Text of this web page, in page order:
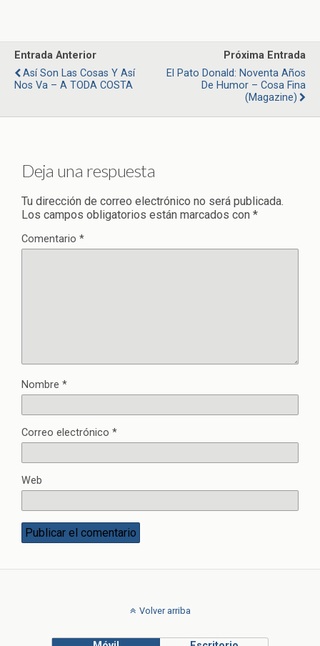
Entrada Anterior
Así Son Las Cosas Y Así
Nos Va – A TODA COSTA
Próxima Entrada
El Pato Donald: Noventa Años
De Humor – Cosa Fina
(Magazine)
Deja una respuesta
Tu dirección de correo electrónico no será publicada.
Los campos obligatorios están marcados con *
Comentario *
Nombre *
Correo electrónico *
Web
Volver arriba